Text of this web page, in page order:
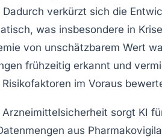
verkürzt sich die
was insbesondere in
von unschätzbarem Wert
frühzeitig erkannt und
im Voraus
sorgt KI
aus